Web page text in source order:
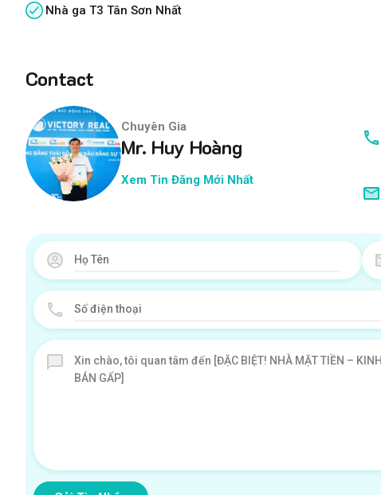
Nhà ga T3 Tân Sơn Nhất
Contact
Chuyên Gia
Mr. Huy Hoàng
Xem Tin Đăng Mới Nhất